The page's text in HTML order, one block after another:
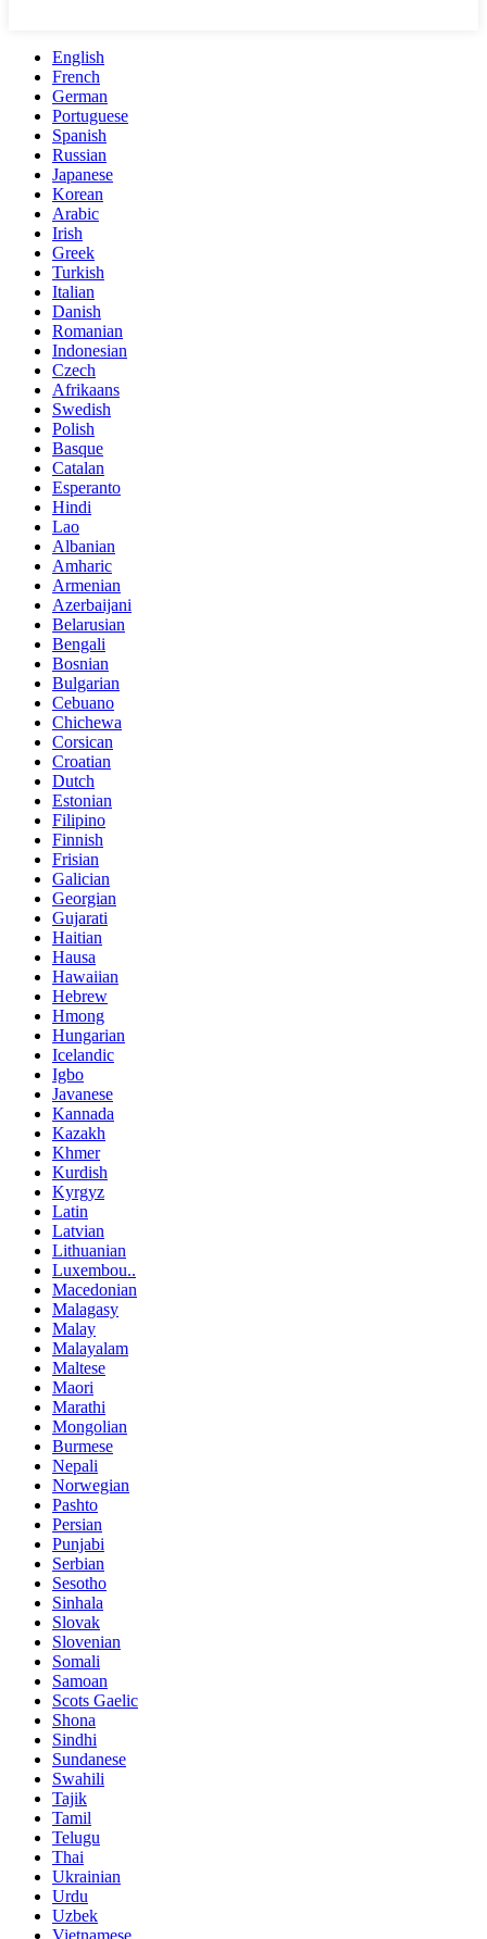
English
French
German
Portuguese
Spanish
Russian
Japanese
Korean
Arabic
Irish
Greek
Turkish
Italian
Danish
Romanian
Indonesian
Czech
Afrikaans
Swedish
Polish
Basque
Catalan
Esperanto
Hindi
Lao
Albanian
Amharic
Armenian
Azerbaijani
Belarusian
Bengali
Bosnian
Bulgarian
Cebuano
Chichewa
Corsican
Croatian
Dutch
Estonian
Filipino
Finnish
Frisian
Galician
Georgian
Gujarati
Haitian
Hausa
Hawaiian
Hebrew
Hmong
Hungarian
Icelandic
Igbo
Javanese
Kannada
Kazakh
Khmer
Kurdish
Kyrgyz
Latin
Latvian
Lithuanian
Luxembou..
Macedonian
Malagasy
Malay
Malayalam
Maltese
Maori
Marathi
Mongolian
Burmese
Nepali
Norwegian
Pashto
Persian
Punjabi
Serbian
Sesotho
Sinhala
Slovak
Slovenian
Somali
Samoan
Scots Gaelic
Shona
Sindhi
Sundanese
Swahili
Tajik
Tamil
Telugu
Thai
Ukrainian
Urdu
Uzbek
Vietnamese